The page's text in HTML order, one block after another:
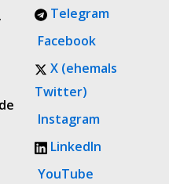
Telegram
Facebook
X (ehemals
Twitter)
Instagram
LinkedIn
YouTube